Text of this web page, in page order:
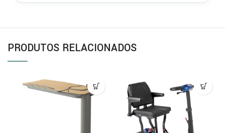
PRODUTOS RELACIONADOS